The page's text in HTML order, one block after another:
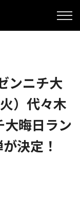
ンニチ大
）代々木
晦日ラン
決定！